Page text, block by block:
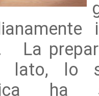
La
lato, lo
ha